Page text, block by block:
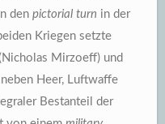
den pictorial turn in der
Kriegen setzte
Mirzoeff) und
Heer, Luftwaffe
Bestanteil der